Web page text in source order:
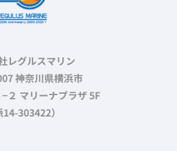
レグルスマリン
神奈川県横浜市
２ マリーナプラザ 5F
14-303422）